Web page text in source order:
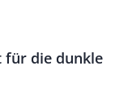
für die dunkle